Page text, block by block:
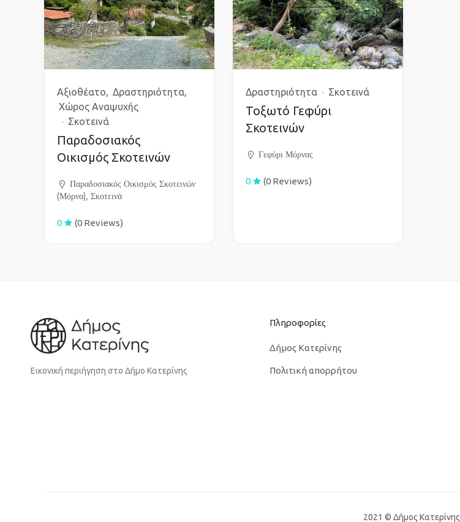
Αξιοθέατο
Δραστηριότητα
Χώρος Αναψυχής
Σκοτεινά
Παραδοσιακός
Οικισμός Σκοτεινών
Παραδοσιακός Οικισμός Σκοτεινών
(Μόρνα), Σκοτεινά
0 (0 Reviews)
Δραστηριότητα Σκοτεινά
Τοξωτό Γεφύρι
Σκοτεινών
Γεφύρι Μόρνας
0 (0 Reviews)
Εικονική περιήγηση στο Δήμο Κατερίνης
Πληροφορίες
Δήμος Κατερίνης
Πολιτική απορρήτου
2021 © Δήμος Κατερίνης